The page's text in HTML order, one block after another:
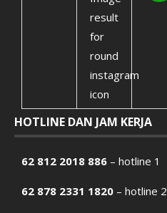
HOTLINE DAN JAM KERJA
62 812 2018 886 – hotline 1
62 878 2331 1820 – hotline 2